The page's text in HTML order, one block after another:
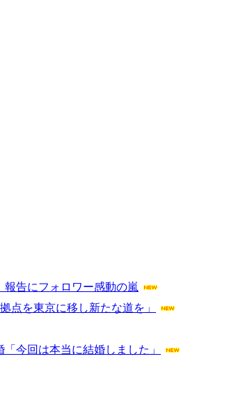
告にフォロワー感動の嵐
点を東京に移し新たな道を」
今回は本当に結婚しました」